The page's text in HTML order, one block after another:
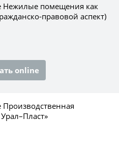
Нежилые помещения как
правовой аспект)
online
Производственная